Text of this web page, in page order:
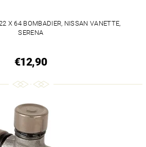
X 64 BOMBADIER, NISSAN VANETTE,
SERENA
€12,90